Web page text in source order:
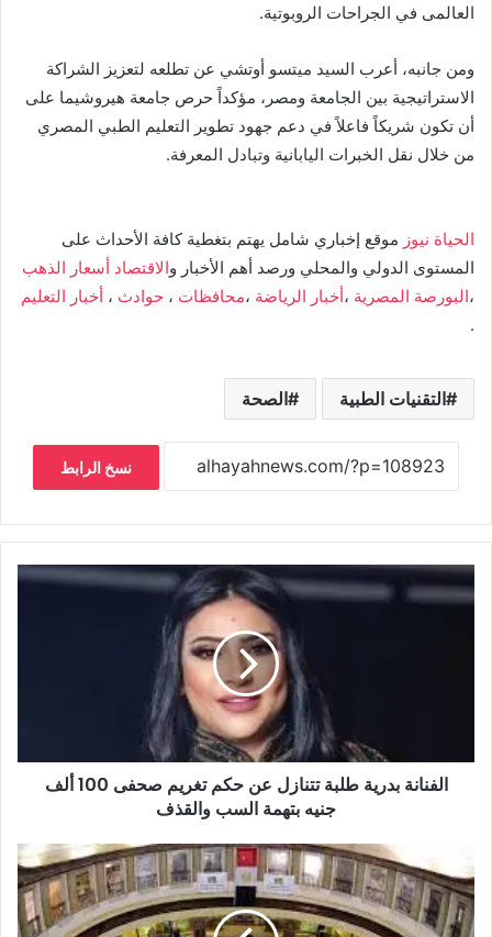
العالمى في الجراحات الروبوتية.
ومن جانبه، أعرب السيد ميتسو أوتشي عن تطلعه لتعزيز الشراكة
الاستراتيجية بين الجامعة ومصر، مؤكداً حرص جامعة هيروشيما على
أن تكون شريكاً فاعلاً في دعم جهود تطوير التعليم الطبي المصري
من خلال نقل الخبرات اليابانية وتبادل المعرفة.
الحياة نيوز موقع إخباري شامل يهتم بتغطية كافة الأحداث على
المستوى الدولي والمحلي ورصد أهم الأخبار والاقتصاد أسعار الذهب
،البورصة المصرية ،أخبار الرياضة ،محافظات ، حوادث ، أخبار التعليم
.
التقنيات الطبية الصحة
نسخ الرابط
الفنانة بدرية طلبة تتنازل عن حكم تغريم صحفى 100 ألف
جنيه بتهمة السب والقذف